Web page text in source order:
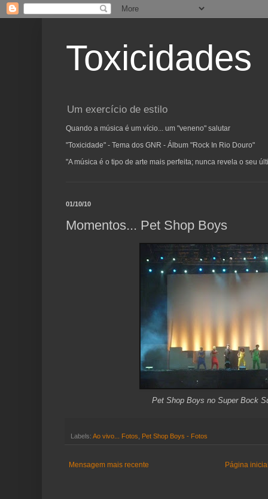
Toxicidades
Um exercício de estilo
Quando a música é um vício... um "veneno" salutar
"Toxicidade" - Tema dos GNR - Álbum "Rock In Rio Douro"
"A música é o tipo de arte mais perfeita; nunca revela o seu
01/10/10
Momentos... Pet Shop Boys
Pet Shop Boys no Super Bock
Labels: Ao vivo... Fotos Pet Shop Boys - Fotos
Mensagem mais recente Página